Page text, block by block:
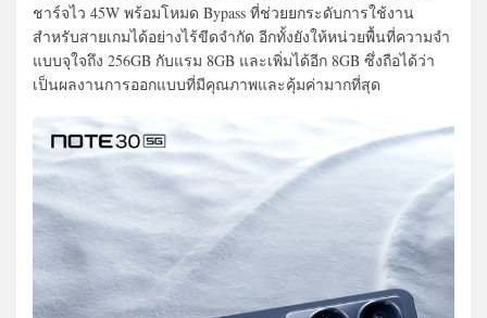
ชาร์จไว 45W พร้อมโหมด Bypass ที่ช่วยยกระดับการใช้งาน
สำหรับสายเกมได้อย่างไร้ขีดจำกัด อีกทั้งยังให้หน่วยพื้นที่ความจำ
แบบจุใจถึง 256GB กับแรม 8GB และเพิ่มได้อีก 8GB ซึ่งถือได้ว่า
เป็นผลงานการออกแบบที่มีคุณภาพและคุ้มค่ามากที่สุด